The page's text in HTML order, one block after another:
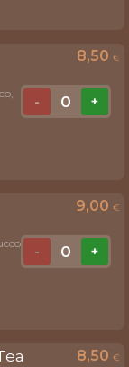
8,50 €
- 0 +
9,00 €
- 0 +
8,50 €